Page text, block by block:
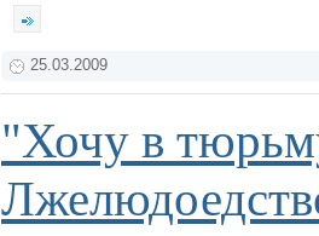
25.03.2009
"Хочу в